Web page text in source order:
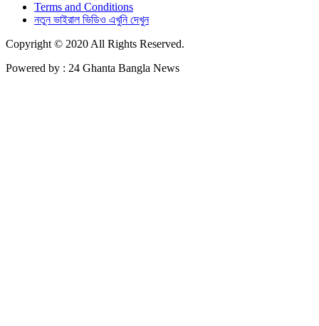
Terms and Conditions
নতুন ভাইরাল ভিডিও এখুনি দেখুন
Copyright © 2020 All Rights Reserved.
Powered by : 24 Ghanta Bangla News